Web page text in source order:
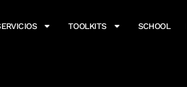
TOOLKITS SCHOOL